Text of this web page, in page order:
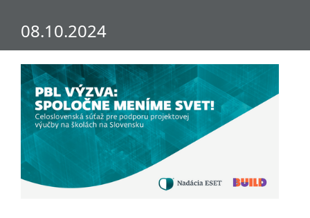
08.10.2024